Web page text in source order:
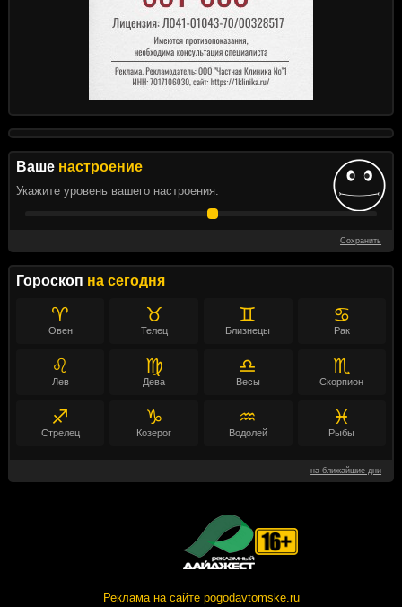
Ваше настроение
Укажите уровень вашего настроения:
Сохранить
Гороскоп на сегодня
♈
Овен
♉
Телец
♊
Близнецы
♋
Рак
♌
Лев
♍
Дева
♎
Весы
♏
Скорпион
♐
Стрелец
♑
Козерог
♒
Водолей
♓
Рыбы
на ближайшие дни
Реклама на сайте pogodavtomske.ru